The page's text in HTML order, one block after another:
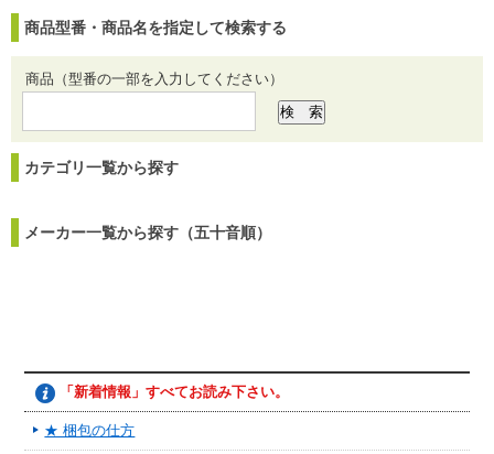
商品型番・商品名を指定して検索する
商品（型番の一部を入力してください）
カテゴリ一覧から探す
メーカー一覧から探す（五十音順）
「新着情報」すべてお読み下さい。
★ 梱包の仕方